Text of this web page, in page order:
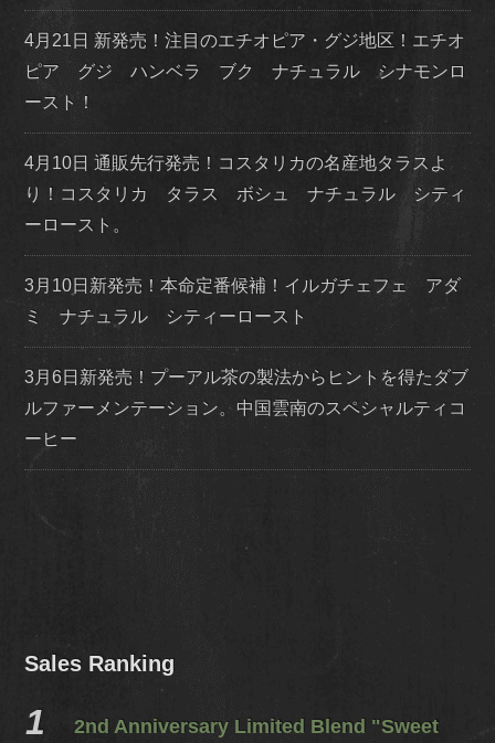
4月21日 新発売！注目のエチオピア・グジ地区！エチオ
ピア グジ ハンベラ ブク ナチュラル シナモンロ
ースト！
4月10日 通販先行発売！コスタリカの名産地タラスよ
り！コスタリカ タラス ボシュ ナチュラル シティ
ーロースト。
3月10日新発売！本命定番候補！イルガチェフェ アダ
ミ ナチュラル シティーロースト
3月6日新発売！プーアル茶の製法からヒントを得たダブ
ルファーメンテーション。中国雲南のスペシャルティコ
ーヒー
Sales Ranking
2nd Anniversary Limited Blend "Sweet